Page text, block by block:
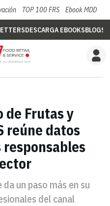
TOP 100 FRS Ebook MDD
DESCARGA EBOOKSBLOGS
de Frutas y
reúne datos
responsables
un paso más en su
del canal